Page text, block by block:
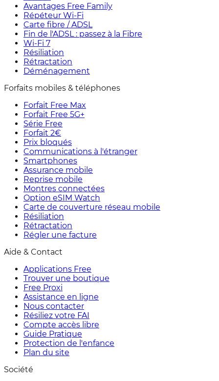
Avantages Free Family
Répéteur Wi-Fi
Carte fibre / ADSL
Fin de l'ADSL : passez à la Fibre
Wi-Fi 7
Résiliation
Rétractation
Déménagement
Forfaits mobiles & téléphones
Forfait Free Max
Forfait Free 5G+
Série Free
Forfait 2€
Prix bloqués
Communications à l'étranger
Smartphones
Assurance mobile
Reprise mobile
Montres connectées
Option eSIM Watch
Carte de couverture réseau mobile
Résiliation
Rétractation
Régler une facture
Aide & Contact
Applications Free
Trouver une boutique
Free Proxi
Assistance en ligne
Nous contacter
Résiliez votre FAI
Compte accès libre
Guide Pratique
Protection de l'enfance
Plan du site
Société